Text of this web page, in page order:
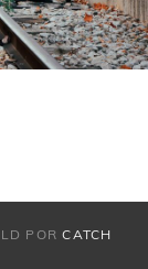
PORCATCH